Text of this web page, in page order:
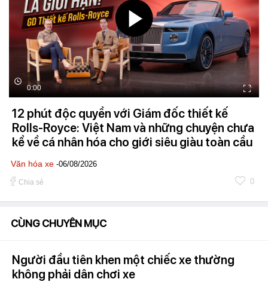
0:00
12 phút độc quyền với Giám đốc thiết kế
Rolls-Royce: Việt Nam và những chuyện chưa
kể về cá nhân hóa cho giới siêu giàu toàn cầu
Văn hóa xe -06/08/2026
Chia sẻ 0
CÙNG CHUYÊN MỤC
Người đầu tiên khen một chiếc xe thường
không phải dân chơi xe